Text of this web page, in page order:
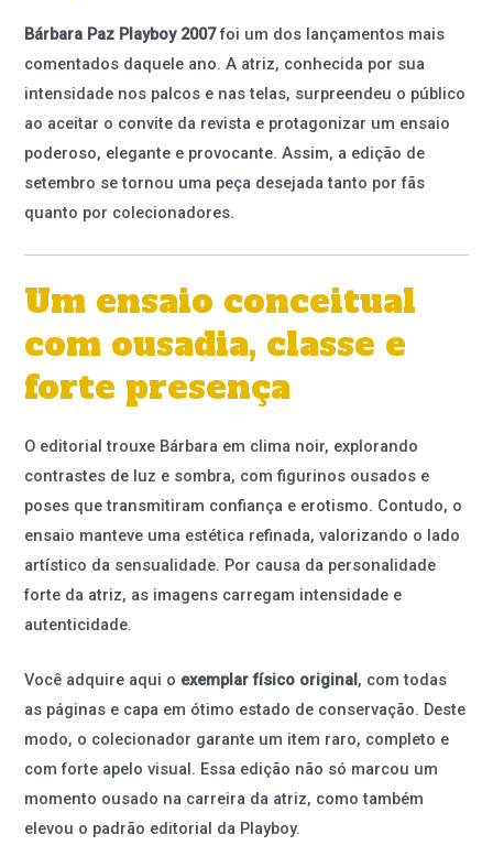
Bárbara Paz Playboy 2007foi um dos lançamentos mais
comentados daquele ano. A atriz, conhecida por sua
intensidade nos palcos e nas telas, surpreendeu o público
ao aceitar o convite da revista e protagonizar um ensaio
poderoso, elegante e provocante. Assim, a edição de
setembro se tornou uma peça desejada tanto por fãs
quanto por colecionadores.
Um ensaio conceitual
com ousadia, classe e
forte presença
O editorial trouxe Bárbara em clima noir, explorando
contrastes de luz e sombra, com figurinos ousados e
poses que transmitiram confiança e erotismo. Contudo, o
ensaio manteve uma estética refinada, valorizando o lado
artístico da sensualidade. Por causa da personalidade
forte da atriz, as imagens carregam intensidade e
autenticidade.
Você adquire aqui o exemplar físico original, com todas
as páginas e capa em ótimo estado de conservação. Deste
modo, o colecionador garante um item raro, completo e
com forte apelo visual. Essa edição não só marcou um
momento ousado na carreira da atriz, como também
elevou o padrão editorial da Playboy.